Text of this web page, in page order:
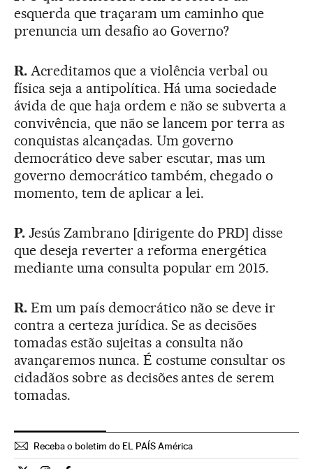
esquerda que traçaram um caminho que
prenuncia um desafio ao Governo?
R.Acreditamos que a violência verbal ou
física seja a antipolítica. Há uma sociedade
ávida de que haja ordem e não se subverta a
convivência, que não se lancem por terra as
conquistas alcançadas. Um governo
democrático deve saber escutar, mas um
governo democrático também, chegado o
momento, tem de aplicar a lei.
P.Jesús Zambrano [dirigente do PRD] disse
que deseja reverter a reforma energética
mediante uma consulta popular em 2015.
R.Em um país democrático não se deve ir
contra a certeza jurídica. Se as decisões
tomadas estão sujeitas a consulta não
avançaremos nunca. É costume consultar os
cidadãos sobre as decisões antes de serem
tomadas.
Receba o boletim do EL PAÍS América